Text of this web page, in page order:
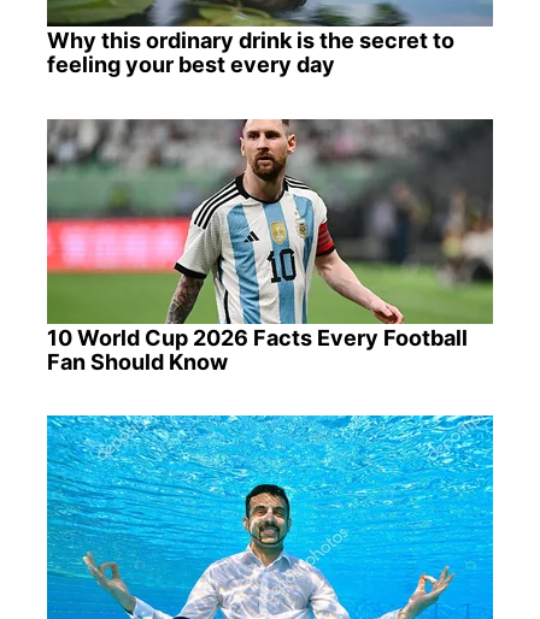
Why this ordinary drink is the secret to
feeling your best every day
10 World Cup 2026 Facts Every Football
Fan Should Know